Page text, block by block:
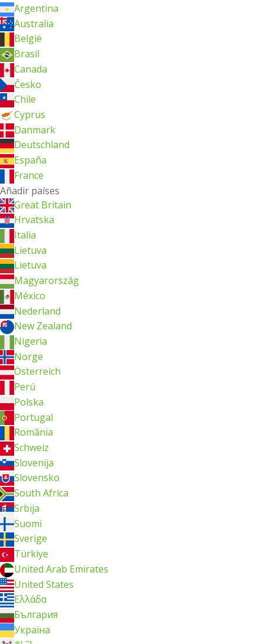
Argentina
Australia
België
Brasil
Canada
Česko
Chile
Cyprus
Danmark
Deutschland
España
France
Añadir países
Great Britain
Hrvatska
Italia
Lietuva
Lietuva
Magyarország
México
Nederland
New Zealand
Nigeria
Norge
Österreich
Perú
Polska
Portugal
România
Schweiz
Slovenija
Slovensko
South Africa
Srbija
Suomi
Sverige
Türkiye
United Arab Emirates
United States
Ελλάδα
България
Україна